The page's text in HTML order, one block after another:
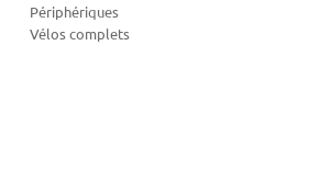
Périphériques
Vélos complets